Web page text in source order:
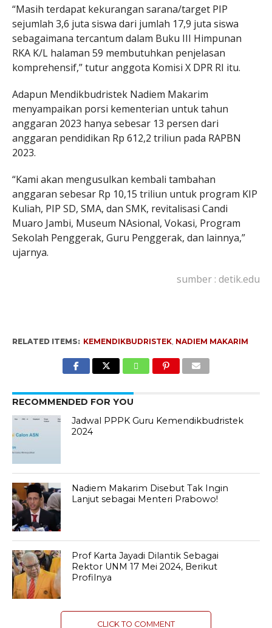
“Masih terdapat kekurangan sarana/target PIP
sejumlah 3,6 juta siswa dari jumlah 17,9 juta siswa
sebagaimana tercantum dalam Buku III Himpunan
RKA K/L halaman 59 membutuhkan penjelasan
komprehensif,” tutur anggota Komisi X DPR RI itu.
Adapun Mendikbudristek Nadiem Makarim
menyampaikan porsi kementerian untuk tahun
anggaran 2023 hanya sebesar 13 persen dari
anggaran pendidikan Rp 612,2 triliun pada RAPBN
2023.
“Kami akan mengusulkan kembali tambahan
anggaran sebesar Rp 10,15 triliun untuk program KIP
Kuliah, PIP SD, SMA, dan SMK, revitalisasi Candi
Muaro Jambi, Museum NAsional, Vokasi, Program
Sekolah Penggerak, Guru Penggerak, dan lainnya,”
ujarnya.
sumber : detik.edu
RELATED ITEMS: KEMENDIKBUDRISTEK, NADIEM MAKARIM
RECOMMENDED FOR YOU
Jadwal PPPK Guru Kemendikbudristek
2024
Nadiem Makarim Disebut Tak Ingin
Lanjut sebagai Menteri Prabowo!
Prof Karta Jayadi Dilantik Sebagai
Rektor UNM 17 Mei 2024, Berikut
Profilnya
CLICK TO COMMENT